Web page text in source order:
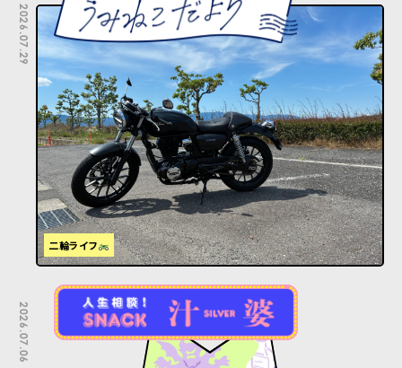
2026.07.29
二輪ライフ
2026.07.06